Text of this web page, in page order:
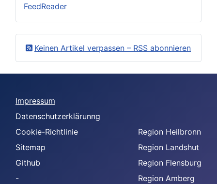
FeedReader
Keinen Artikel verpassen – RSS abonnieren
Impressum
Datenschutzerklärunng
Cookie-Richtlinie
Sitemap
Github
-
Region Heilbronn
Region Landshut
Region Flensburg
Region Amberg